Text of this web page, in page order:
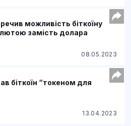
можливість біткоїну
замість долара
08.05.2023
біткоїн “токеном для
13.04.2023